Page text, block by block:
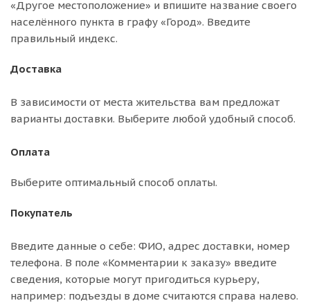
«Другое местоположение» и впишите название своего
населённого пункта в графу «Город». Введите
правильный индекс.
Доставка
В зависимости от места жительства вам предложат
варианты доставки. Выберите любой удобный способ.
Оплата
Выберите оптимальный способ оплаты.
Покупатель
Введите данные о себе: ФИО, адрес доставки, номер
телефона. В поле «Комментарии к заказу» введите
сведения, которые могут пригодиться курьеру,
например: подъезды в доме считаются справа налево.